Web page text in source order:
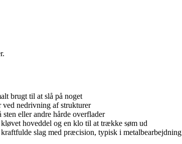
brugt til at slå på noget
ved nedrivning af strukturer
eller andre hårde overflader
hoveddel og en klo til at trække søm ud
slag med præcision, typisk i metalbearbejdning